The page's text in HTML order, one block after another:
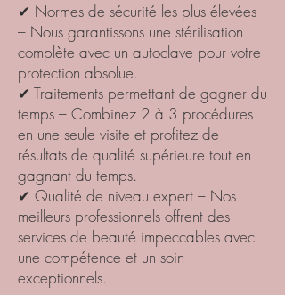
✔ Normes de sécurité les plus élevées
– Nous garantissons une stérilisation
complète avec un autoclave pour votre
protection absolue.
✔ Traitements permettant de gagner du
temps – Combinez 2 à 3 procédures
en une seule visite et profitez de
résultats de qualité supérieure tout en
gagnant du temps.
✔ Qualité de niveau expert – Nos
meilleurs professionnels offrent des
services de beauté impeccables avec
une compétence et un soin
exceptionnels.